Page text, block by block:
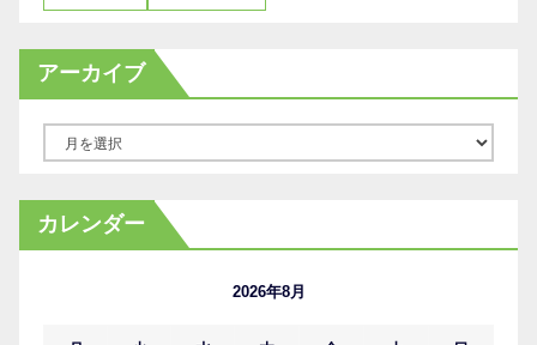
アーカイブ
カ
イ
カレンダー
2026年8月